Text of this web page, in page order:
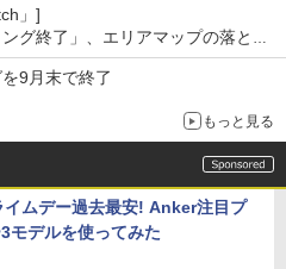
」]
グ終了」、エリアマップの落とし
9月末で終了
もっと見る
ムデー過去最安! Anker注目プ
モデルを使ってみた